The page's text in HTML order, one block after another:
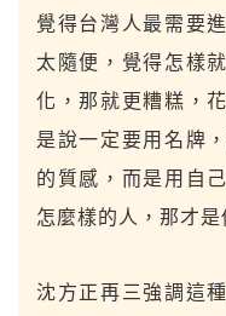
覺得台灣人最需要
太隨便，覺得怎樣
化，那就更糟糕，
是說一定要用名牌
的質感，而是用自
怎麼樣的人，那才是
沈方正再三強調這